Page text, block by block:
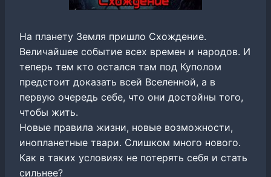
На планету Земля пришло Схождение.
Величайшее событие всех времен и народов. И
теперь тем кто остался там под Куполом
предстоит доказать всей Вселенной, а в
первую очередь себе, что они достойны того,
чтобы жить.
Новые правила жизни, новые возможности,
инопланетные твари. Слишком много нового.
Как в таких условиях не потерять себя и стать
сильнее?